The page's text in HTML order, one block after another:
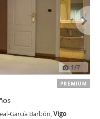
1/7
García Barbón,Vigo
PREMIUM